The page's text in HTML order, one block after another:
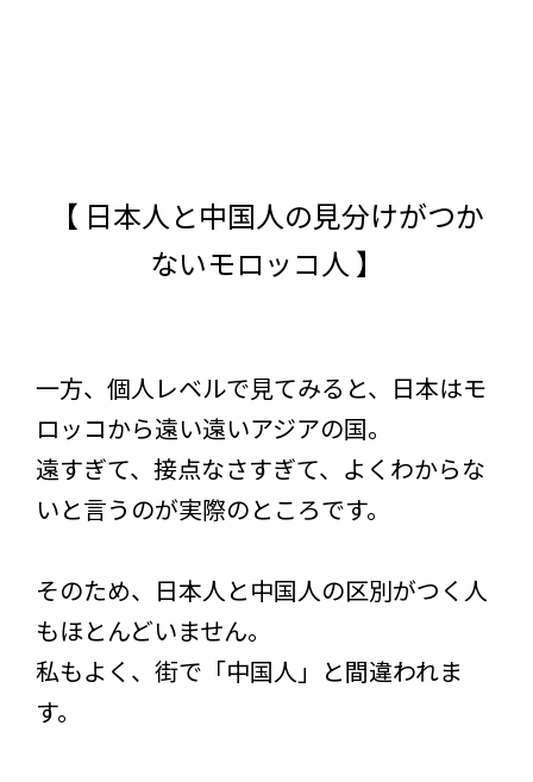
【 日本人と中国人の見分けがつか
ないモロッコ人 】
一方、個人レベルで見てみると、日本はモ
ロッコから遠い遠いアジアの国。
遠すぎて、接点なさすぎて、よくわからな
いと言うのが実際のところです。
そのため、日本人と中国人の区別がつく人
もほとんどいません。
私もよく、街で「中国人」と間違われま
す。